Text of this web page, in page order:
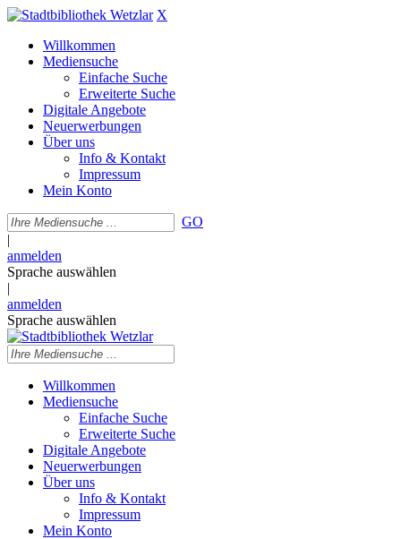
X
Willkommen
Mediensuche
Einfache Suche
Erweiterte Suche
Digitale Angebote
Neuerwerbungen
Über uns
Info & Kontakt
Impressum
Mein Konto
GO
|
anmelden
Sprache auswählen
|
anmelden
Sprache auswählen
Willkommen
Mediensuche
Einfache Suche
Erweiterte Suche
Digitale Angebote
Neuerwerbungen
Über uns
Info & Kontakt
Impressum
Mein Konto